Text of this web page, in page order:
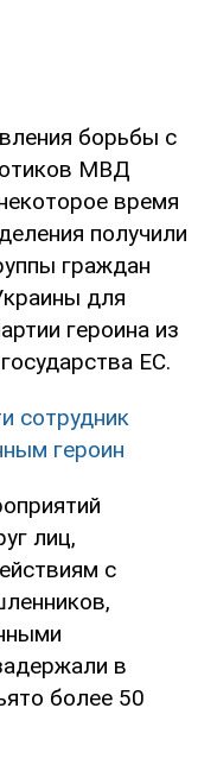
борьбы с
МВД
время
получили
граждан
для
героина из
ЕС.
сотрудник
героин
лиц,
с
в
более 50